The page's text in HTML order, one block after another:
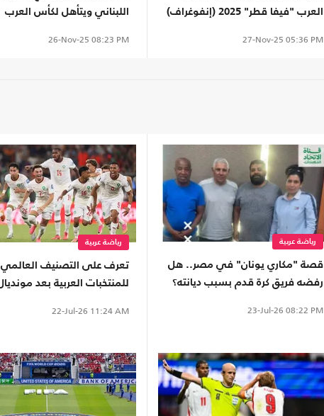
العرب "فيفا قطر" 2025 (إنفوغراف)
27-Nov-25 05:36 PM
اللبناني ويتأهل لكأس العرب
26-Nov-25 08:23 PM
رياضة عربية
قصة "مكاري يونان" في مصر.. هل
رفضه فريق كرة قدم بسبب ديانته؟
23-Jul-26 08:22 PM
رياضة عربية
تعرف على التصنيف العالمي
22-Jul-26 11:24 AM